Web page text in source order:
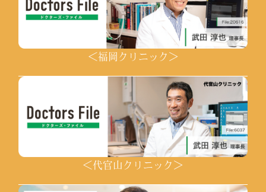
＜福岡クリニック＞
＜代官山クリニック＞